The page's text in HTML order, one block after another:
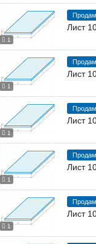
1
Продам
Лист
1
Продам
Лист
1
Продам
Лист
1
Продам
Лист
1
Продам
Лист